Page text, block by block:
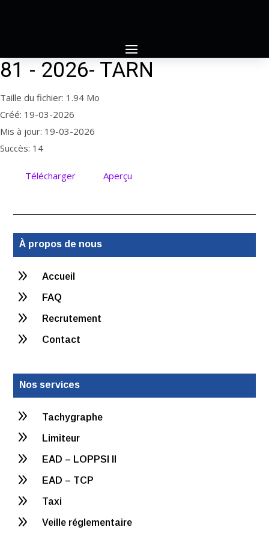
81 - 2026- TARN
Taille du fichier: 1.94 Mo
Créé: 19-03-2026
Mis à jour: 19-03-2026
Succès: 14
Télécharger Aperçu
À propos de nous
9 Accueil
9 FAQ
9 Recrutement
9 Contact
Nos services
9 Tachygraphe
9 Limiteur
9 EAD – LOPPSI II
9 EAD – TCP
9 Taxi
9 Veille réglementaire